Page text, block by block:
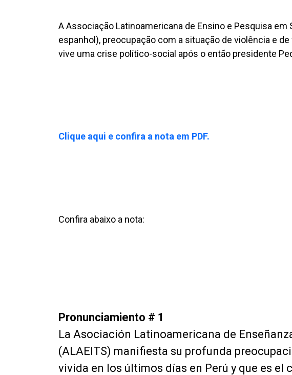
A Associação Latinoamericana de Ensino e Pesquisa
espanhol), preocupação com a situação de violência e
vive uma crise político-social após o então presidente
Clique aqui e confira a nota em PDF.
Confira abaixo a nota:
Pronunciamiento # 1
La Asociación Latinoamericana de
(ALAEITS) manifiesta su profunda
vivida en los últimos días en Perú y que es